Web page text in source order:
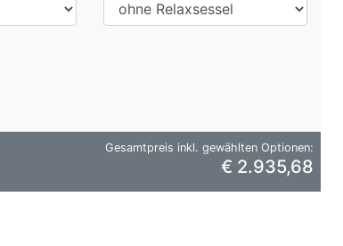
Gesamtpreis inkl. gewählten Optionen:
€ 2.935,68